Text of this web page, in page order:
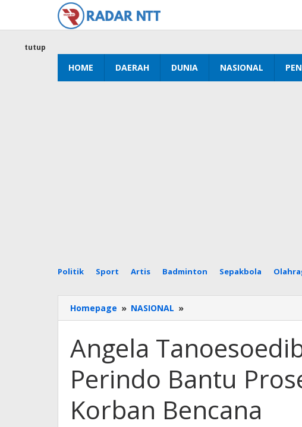
konten
HOME DAERAH DUNIA NASIONAL
Politik Sport Artis Badminton Sepakbola
tutup
Homepage » NASIONAL »
Tanoesoedibjo
Kader
Perindo
Proses
Korban
Bencana
Angela
Perindo Bantu
Korban Bencana